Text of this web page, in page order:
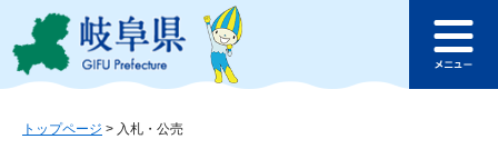
ジ
ュ
このページの本文へ
ュ
トップページ > 入札・公売